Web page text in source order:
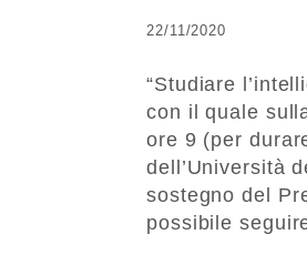
22/11/2020
“Studiare
con il quale
ore 9 (per
dell’Università
sostegno del
possibile